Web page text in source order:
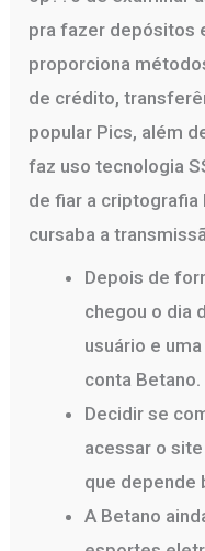
pra fazer depósitos
proporciona
de crédito,
popular Pics, além
faz uso tecnologia
de fiar a criptografia
cursaba a
Depois de
chegou o dia
usuário e
conta Betano.
Decidir se
acessar o
que depende
A Betano